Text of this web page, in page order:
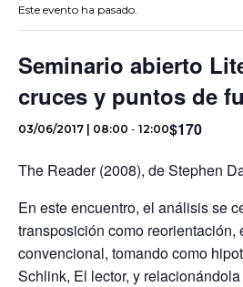
Este evento ha pasado.
Seminario abierto
cruces y puntos de
03/06/2017 | 08:00 - 12:00$170
The Reader (2008), de Stephen
En este encuentro, el análisis se
transposición como reorientación,
convencional, tomando como
Schlink, El lector, y